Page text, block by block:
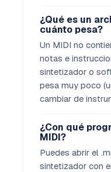
¿Qué es un
cuánto pesa?
Un MIDI no
notas e
sintetizador o
pesa muy poco
cambiar de
¿Con qué
MIDI?
Puedes abrir el
sintetizador con